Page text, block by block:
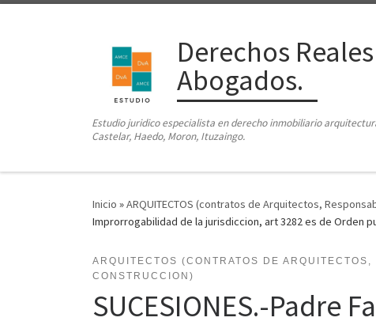
Derechos
Abogados.
Estudio juridico especialista en derecho inmobiliario
Castelar, Haedo, Moron, Ituzaingo.
Inicio »ARQUITECTOS (contratos de Arquitectos,
Improrrogabilidad de la jurisdiccion, art 3282 es de Orden
ARQUITECTOS (CONTRATOS DE
CONSTRUCCION)
SUCESIONES.-Padre